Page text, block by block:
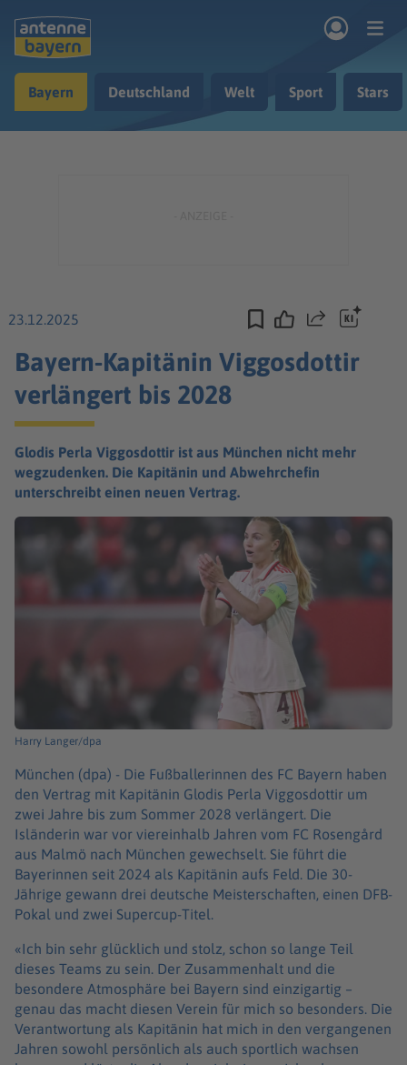
Musik & Radio
Bayern Deutschland Welt Sport Stars
23.12.2025 Teilen
Bayern-Kapitänin Viggosdottir
verlängert bis 2028
Glodis Perla Viggosdottir ist aus München nicht mehr
wegzudenken. Die Kapitänin und Abwehrchefin
unterschreibt einen neuen Vertrag.
Harry Langer/dpa
München (dpa) - Die Fußballerinnen des FC Bayern haben
den Vertrag mit Kapitänin Glodis Perla Viggosdottir um
zwei Jahre bis zum Sommer 2028 verlängert. Die
Isländerin war vor viereinhalb Jahren vom FC Rosengård
aus Malmö nach München gewechselt. Sie führt die
Bayerinnen seit 2024 als Kapitänin aufs Feld. Die 30-
Jährige gewann drei deutsche Meisterschaften, einen DFB-
Pokal und zwei Supercup-Titel.
«Ich bin sehr glücklich und stolz, schon so lange Teil
dieses Teams zu sein. Der Zusammenhalt und die
besondere Atmosphäre bei Bayern sind einzigartig –
genau das macht diesen Verein für mich so besonders. Die
Verantwortung als Kapitänin hat mich in den vergangenen
Jahren sowohl persönlich als auch sportlich wachsen